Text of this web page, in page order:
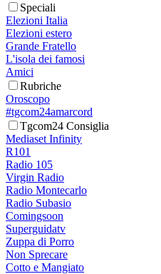
Speciali
Elezioni Italia
Elezioni estero
Grande Fratello
L'isola dei famosi
Amici
Rubriche
Oroscopo
#tgcom24amarcord
Tgcom24 Consiglia
Mediaset Infinity
R101
Radio 105
Virgin Radio
Radio Montecarlo
Radio Subasio
Comingsoon
Superguidatv
Zuppa di Porro
Non Sprecare
Cotto e Mangiato